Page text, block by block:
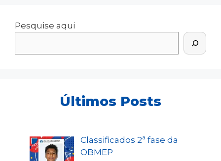
Pesquise aqui
Últimos Posts
Classificados 2ª fase da
OBMEP